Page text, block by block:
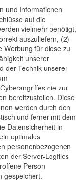
und Informationen
auf die
vielmehr benötigt,
auszuliefern, (2)
Werbung für diese zu
unserer
der Technik unserer
die zur
bereitzustellen. Diese
werden durch den
und ferner mit dem
Datensicherheit in
optimales
personenbezogenen
der Server-Logfiles
Person
gespeichert.